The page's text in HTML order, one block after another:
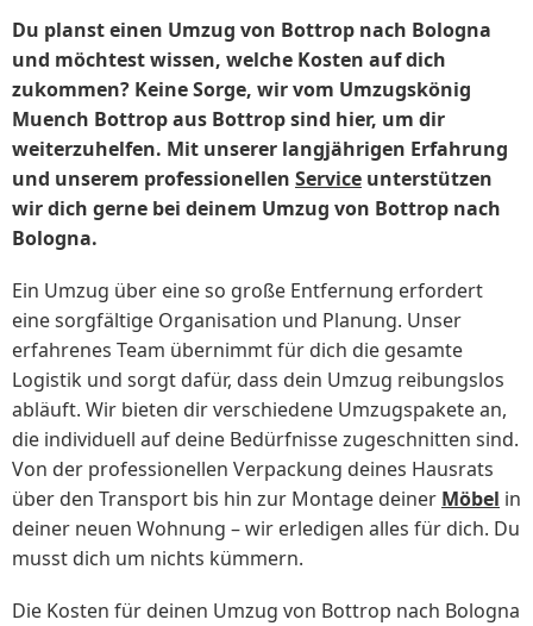
Du planst einen Umzug von Bottrop nach Bologna
und möchtest wissen, welche Kosten auf dich
zukommen? Keine Sorge, wir vom Umzugskönig
Muench Bottrop aus Bottrop sind hier, um dir
weiterzuhelfen. Mit unserer langjährigen Erfahrung
und unserem professionellen Service unterstützen
wir dich gerne bei deinem Umzug von Bottrop nach
Bologna.
Ein Umzug über eine so große Entfernung erfordert
eine sorgfältige Organisation und Planung. Unser
erfahrenes Team übernimmt für dich die gesamte
Logistik und sorgt dafür, dass dein Umzug reibungslos
abläuft. Wir bieten dir verschiedene Umzugspakete an,
die individuell auf deine Bedürfnisse zugeschnitten sind.
Von der professionellen Verpackung deines Hausrats
über den Transport bis hin zur Montage deiner Möbel in
deiner neuen Wohnung – wir erledigen alles für dich. Du
musst dich um nichts kümmern.
Die Kosten für deinen Umzug von Bottrop nach Bologna